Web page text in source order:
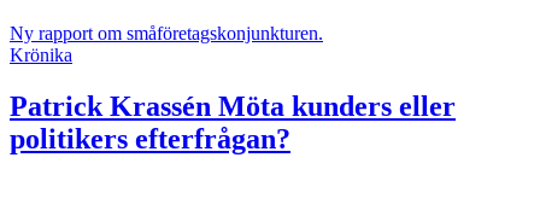
Ny rapport om småföretagskonjunkturen.
Krönika
Patrick Krassén Möta kunders eller
politikers efterfrågan?